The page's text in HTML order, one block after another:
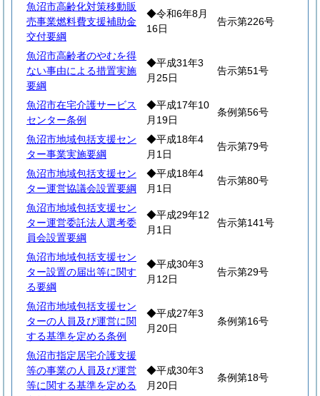
魚沼市高齢化対策移動販
売事業燃料費支援補助金
交付要綱
◆令和6年8月
16日
告示第226号
魚沼市高齢者のやむを得
ない事由による措置実施
要綱
◆平成31年3
月25日
告示第51号
魚沼市在宅介護サービス
センター条例
◆平成17年10
月19日
条例第56号
魚沼市地域包括支援セン
ター事業実施要綱
◆平成18年4
月1日
告示第79号
魚沼市地域包括支援セン
ター運営協議会設置要綱
◆平成18年4
月1日
告示第80号
魚沼市地域包括支援セン
ター運営委託法人選考委
員会設置要綱
◆平成29年12
月1日
告示第141号
魚沼市地域包括支援セン
ター設置の届出等に関す
る要綱
◆平成30年3
月12日
告示第29号
魚沼市地域包括支援セン
ターの人員及び運営に関
する基準を定める条例
◆平成27年3
月20日
条例第16号
魚沼市指定居宅介護支援
等の事業の人員及び運営
等に関する基準を定める
◆平成30年3
月20日
条例第18号